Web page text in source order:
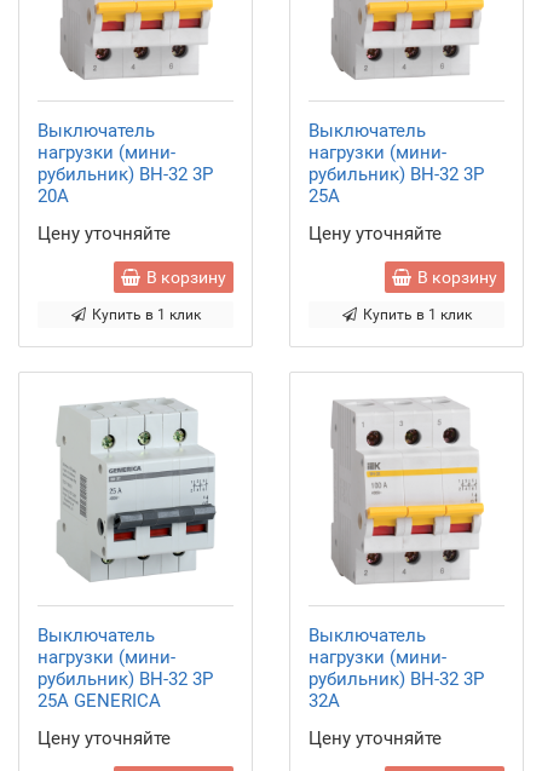
Выключатель
нагрузки (мини-
рубильник) ВН-32 3Р
20А
Цену уточняйте
В корзину
Купить в 1 клик
Выключатель
нагрузки (мини-
рубильник) ВН-32 3Р
25А
Цену уточняйте
В корзину
Купить в 1 клик
Выключатель
нагрузки (мини-
рубильник) ВН-32 3Р
25А GENERICA
Цену уточняйте
Выключатель
нагрузки (мини-
рубильник) ВН-32 3Р
32А
Цену уточняйте